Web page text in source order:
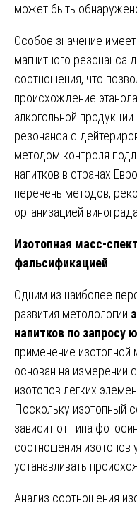
может быть
Особое значение
магнитного резонанса
соотношения, что
происхождение
алкогольной
резонанса с
методом контроля
напитков в странах
перечень методов,
организацией
Изотопная масс-
фальсификацией
Одним из наиболее
развития методологии
напитков по запросу
применение
основан на измерении
изотопов легких
Поскольку изотопный
зависит от типа
соотношения изотопов
устанавливать
Анализ соотношения